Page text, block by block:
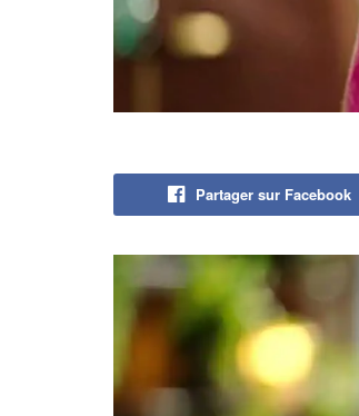
Partager sur Facebook